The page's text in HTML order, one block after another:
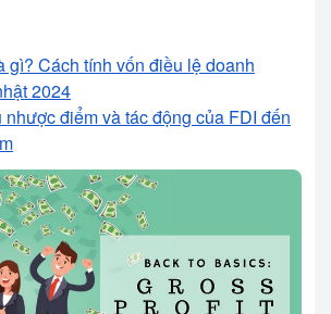
gì? Cách tính vốn điều lệ doanh
2024
điểm và tác động của FDI đến